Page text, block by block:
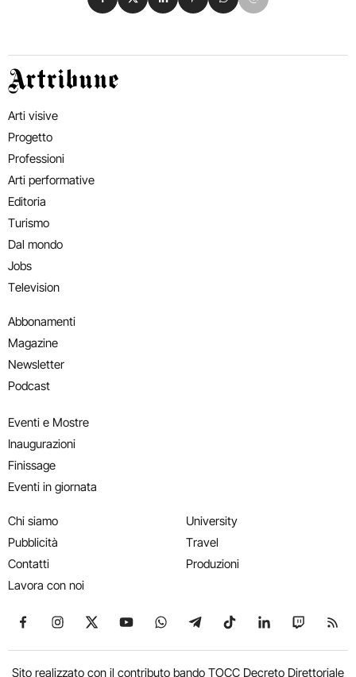
Artribune
Arti visive
Progetto
Professioni
Arti performative
Editoria
Turismo
Dal mondo
Jobs
Television
Abbonamenti
Magazine
Newsletter
Podcast
Eventi e Mostre
Inaugurazioni
Finissage
Eventi in giornata
Chi siamo
Pubblicità
Contatti
Lavora con noi
University
Travel
Produzioni
Seguici su Facebook
Seguici su Instagram
Seguici su X
Seguici su YouTube
Seguici su WhatsApp
Seguici su Telegram
Seguici su TikTok
Seguici su
Seguici
Sito realizzato con il contributo bando TOCC Decreto Direttoriale